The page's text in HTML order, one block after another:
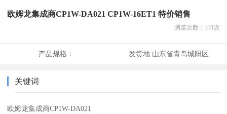
欧姆龙集成商CP1W-DA021 CP1W-16ET1 特价销售
浏览次数： 331次
产品规格： 发货地:山东省青岛城阳区
关键词
欧姆龙集成商CP1W-DA021